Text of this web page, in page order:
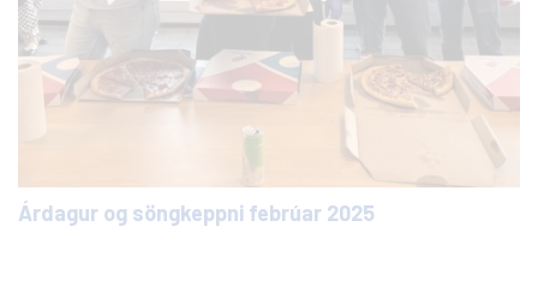
Árdagur og söngkeppni febrúar 2025